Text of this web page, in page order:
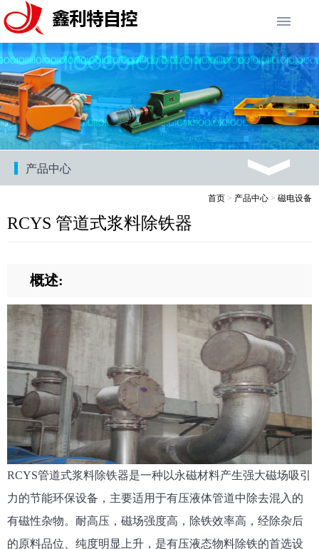
产品中心
首页 > 产品中心 > 磁电设备
RCYS 管道式浆料除铁器
概述:
RCYS管道式浆料除铁器是一种以永磁材料产生强大磁场吸引
力的节能环保设备，主要适用于有压液体管道中除去混入的
有磁性杂物。耐高压，磁场强度高，除铁效率高，经除杂后
的原料品位、纯度明显上升，是有压液态物料除铁的首选设